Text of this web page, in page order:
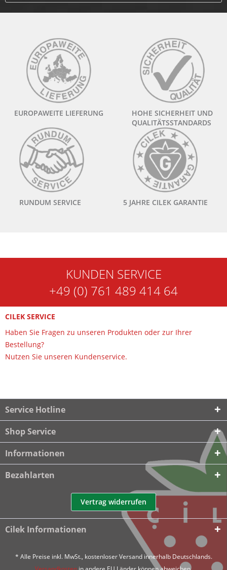
EUROPAWEITE LIEFERUNG
HOHE SICHERHEIT UND
QUALITÄTSSTANDARDS
RUNDUM SERVICE 5 JAHRE CILEK GARANTIE
KUNDEN SERVICE
+49 (0) 761 489 414 64
CILEK SERVICE
Haben Sie Fragen zu unseren Produkten oder zur Ihrer
Bestellung?
Nutzen Sie unseren Kundenservice.
Service Hotline
Shop Service
Informationen
Bezahlarten
Vertrag widerrufen
Cilek Informationen
* Alle Preise inkl. MwSt., kostenloser Versand innerhalb Deutschlands.